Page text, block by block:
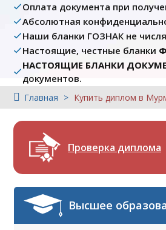
Оплата документа при
Абсолютная
Наши бланки ГОЗНАК не
Настоящие, честные бланки
НАСТОЯЩИЕ БЛАНКИ
документов.
Главная Купить диплом в
Проверка диплома
Высшее